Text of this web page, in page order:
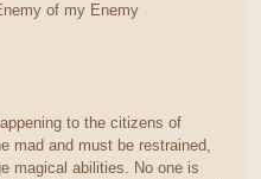
of my Enemy
to the citizens of
mad and must be restrained,
magical abilities. No one is